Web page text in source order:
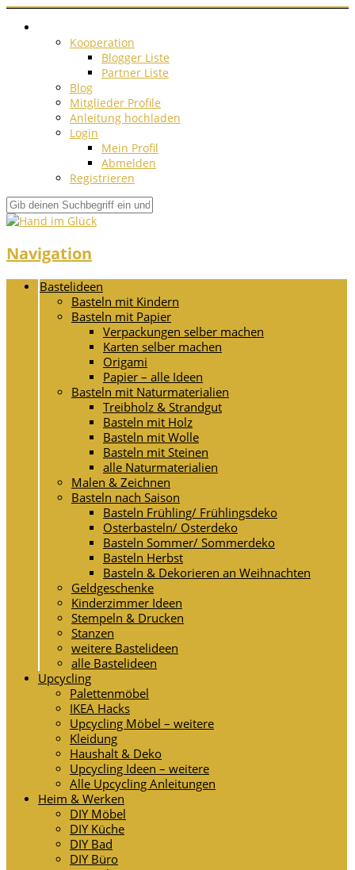
Kooperation
Blogger Liste
Partner Liste
Blog
Mitglieder Profile
Anleitung hochladen
Login
Mein Profil
Abmelden
Registrieren
Navigation
Bastelideen
Basteln mit Kindern
Basteln mit Papier
Verpackungen selber machen
Karten selber machen
Origami
Papier – alle Ideen
Basteln mit Naturmaterialien
Treibholz & Strandgut
Basteln mit Holz
Basteln mit Wolle
Basteln mit Steinen
alle Naturmaterialien
Malen & Zeichnen
Basteln nach Saison
Basteln Frühling/ Frühlingsdeko
Osterbasteln/ Osterdeko
Basteln Sommer/ Sommerdeko
Basteln Herbst
Basteln & Dekorieren an Weihnachten
Geldgeschenke
Kinderzimmer Ideen
Stempeln & Drucken
Stanzen
weitere Bastelideen
alle Bastelideen
Upcycling
Palettenmöbel
IKEA Hacks
Upcycling Möbel – weitere
Kleidung
Haushalt & Deko
Upcycling Ideen – weitere
Alle Upcycling Anleitungen
Heim & Werken
DIY Möbel
DIY Küche
DIY Bad
DIY Büro